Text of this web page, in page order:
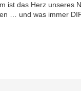
ist das Herz unseres
… und was immer